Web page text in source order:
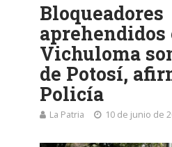
Bloqueadores
aprehendidos
Vichuloma
de Potosí,
Policía
La Patria 10 de junio de